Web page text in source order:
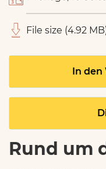
File size (4.92
In
Rund um